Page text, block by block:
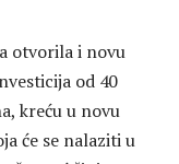
otvorila i novu
od 40
kreću u novu
će se nalaziti u